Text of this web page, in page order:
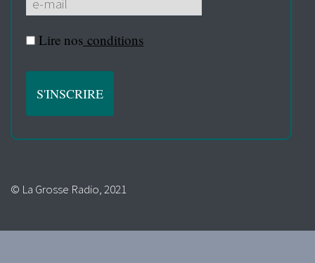
Lire nos conditions
© La Grosse Radio, 2021